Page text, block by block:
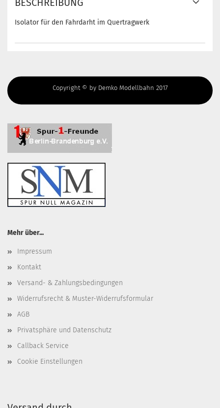
BESCHREIBUNG
Isolator für den Fahrdarht im Quertragwerk
Copyright © by Demko Modellbahn 2017
Mehr über...
Impressum
Kontakt
Versand- & Zahlungsbedingungen
Widerrufsrecht & Muster-Widerrufsformular
AGB
Privatsphäre und Datenschutz
Callback Service
Cookie Einstellungen